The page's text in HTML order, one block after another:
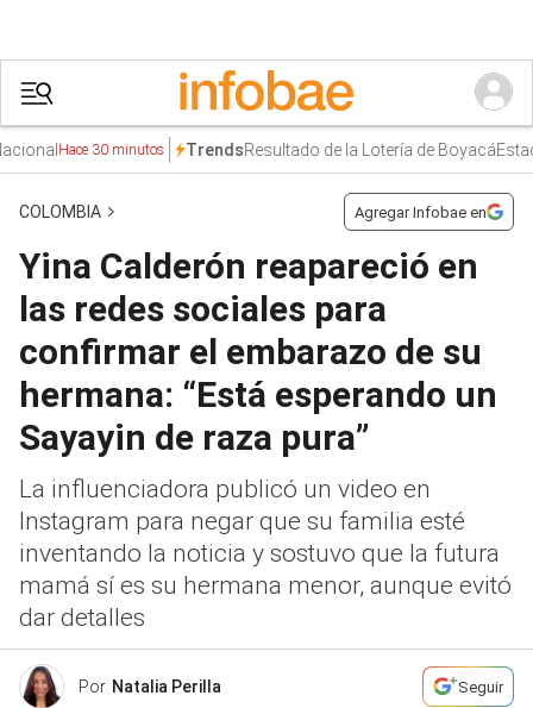
Hace 30 minutos TrendsResultado de la Lotería de BoyacáEstados
COLOMBIA Agregar Infobae en
Yina Calderón reapareció en
las redes sociales para
confirmar el embarazo de su
hermana: “Está esperando un
Sayayin de raza pura”
La influenciadora publicó un video en
Instagram para negar que su familia esté
inventando la noticia y sostuvo que la futura
mamá sí es su hermana menor, aunque evitó
dar detalles
Por Natalia Perilla Seguir